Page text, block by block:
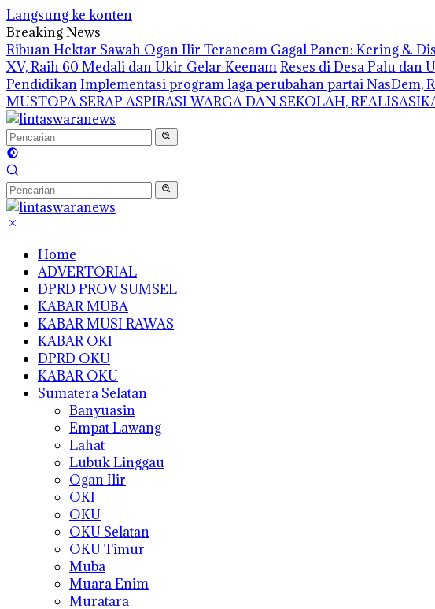
Langsung ke konten
Breaking News
Ribuan Hektar Sawah Ogan Ilir Terancam Gagal Panen: Kering &
XV, Raih 60 Medali dan Ukir Gelar KeenamReses di Desa Palu dan
PendidikanImplementasi program laga perubahan partai
MUSTOPA SERAP ASPIRASI WARGA DAN SEKOLAH,
Home
ADVERTORIAL
DPRD PROV SUMSEL
KABAR MUBA
KABAR MUSI RAWAS
KABAR OKI
DPRD OKU
KABAR OKU
Sumatera Selatan
Banyuasin
Empat Lawang
Lahat
Lubuk Linggau
Ogan Ilir
OKI
OKU
OKU Selatan
OKU Timur
Muba
Muara Enim
Muratara